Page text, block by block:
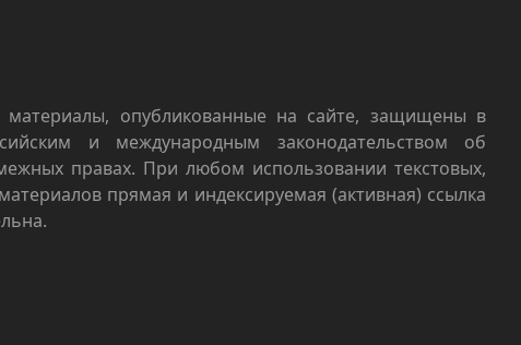
опубликованные на сайте, защищены в
и международным законодательством об
правах. При любом использовании текстовых,
прямая и индексируемая (активная) ссылка